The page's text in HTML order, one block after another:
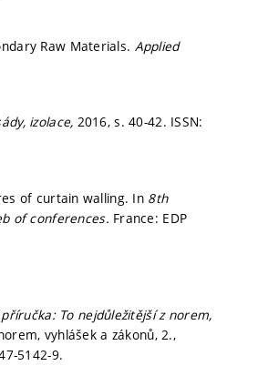
Raw Materials. Applied
izolace, 2016,s. 40-42. ISSN:
of curtain walling. In 8th
of conferences. France: EDP
To nejdůležitější z norem,
vyhlášek a zákonů, 2.,
5142-9.